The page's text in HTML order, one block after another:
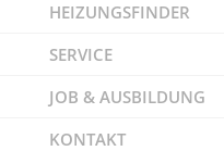
HEIZUNGSFINDER
SERVICE
JOB & AUSBILDUNG
KONTAKT